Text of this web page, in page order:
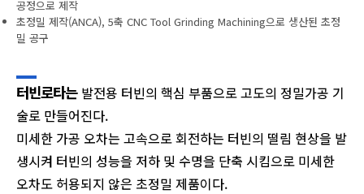
공정으로 제작
초정밀 제작(ANCA), 5축 CNC Tool Grinding Machining으로 생산된 초정
밀 공구
터빈로타는 발전용 터빈의 핵심 부품으로 고도의 정밀가공 기
술로 만들어진다.
미세한 가공 오차는 고속으로 회전하는 터빈의 떨림 현상을 발
생시켜 터빈의 성능을 저하 및 수명을 단축 시킴으로 미세한
오차도 허용되지 않은 초정밀 제품이다.